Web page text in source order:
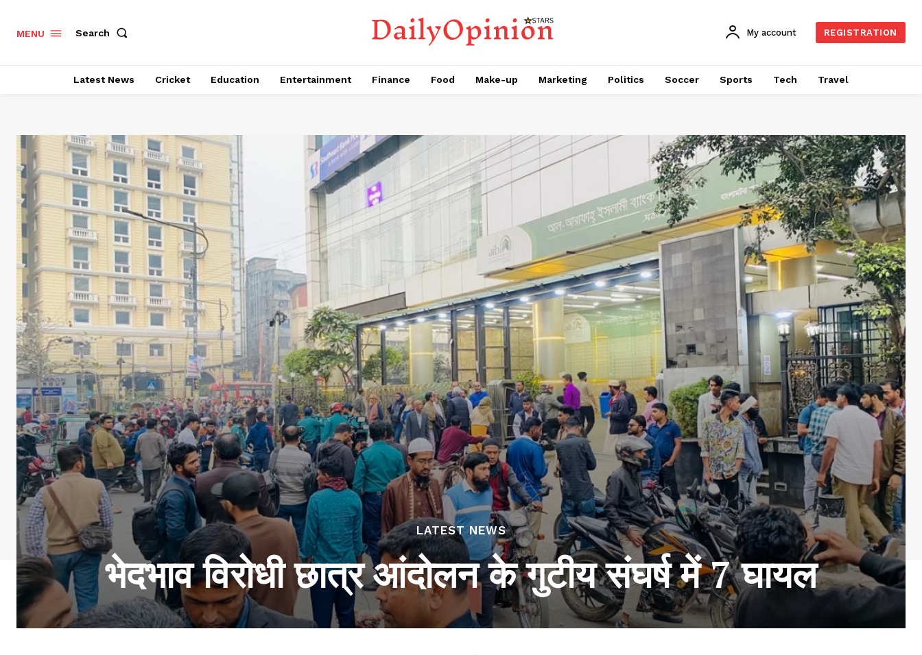
MENU Search My account REGISTRATION
Latest News Cricket Education Entertainment Finance Food Make-up Marketing Politics Soccer Sports Tech Travel
LATEST NEWS
भेदभाव विरोधी छात्र आंदोलन के गुटीय संघर्ष में 7 घायल